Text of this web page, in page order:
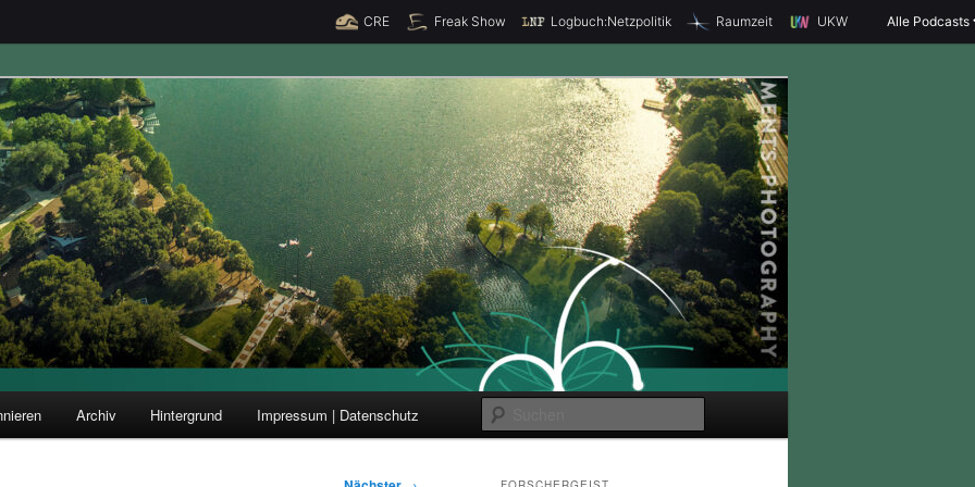
CRE Freak Show Logbuch:Netzpolitik Raumzeit UKW Alle Podcasts
und Forschung
u
Archiv Hintergrund Impressum | Datenschutz